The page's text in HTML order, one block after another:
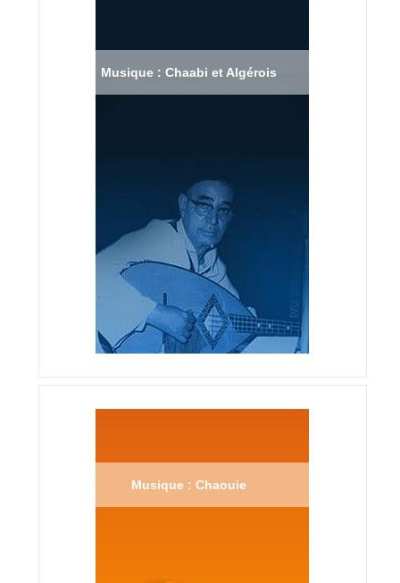
Musique : Chaabi et Algérois
Musique : Chaouie